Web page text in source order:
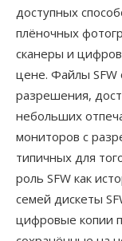
доступных
плёночных
сканеры и
цене. Файлы SFW
разрешения,
небольших
мониторов с
типичных для
роль SFW как
семей дискеты
цифровые копии